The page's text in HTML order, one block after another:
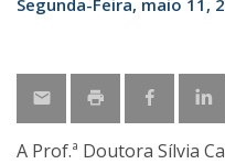
Segunda-Feira, maio 11,
A Prof.ª Doutora Sílvia